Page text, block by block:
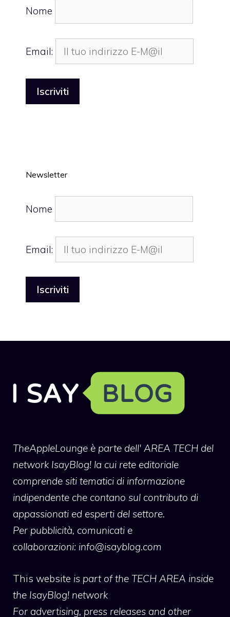
Nome
Email:
Newsletter
Nome
Email:
TheAppleLounge è parte dell' AREA TECH del
network IsayBlog! la cui rete editoriale
comprende siti tematici di informazione
indipendente che contano sul contributo di
appassionati ed esperti del settore.
Per pubblicità, comunicati e
collaborazioni: info@isayblog.com
This website is part of the TECH AREA inside
the IsayBlog! network
For advertising, press releases and other